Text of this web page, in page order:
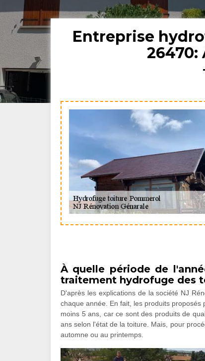
Entreprise
À quelle période de
traitement hydrofuge des
D'après les explications de la société NJ
chaque année. En fait, les produits
moins 5 ans, car ce sont des produits de
ans selon l'état de la toiture. Mais, pour
automne ou au printemps.